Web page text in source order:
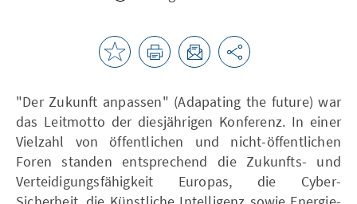
"Der Zukunft anpassen" (Adapating the future) war
das Leitmotto der diesjährigen Konferenz. In einer
Vielzahl von öffentlichen und nicht-öffentlichen
Foren standen entsprechend die Zukunfts- und
Verteidigungsfähigkeit Europas, die Cyber-